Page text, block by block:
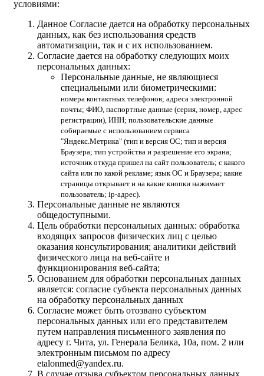
условиями:
Данное Согласие дается на обработку персональных
данных, как без использования средств
автоматизации, так и с их использованием.
Согласие дается на обработку следующих моих
персональных данных:
Персональные данные, не являющиеся
специальными или биометрическими:
номера контактных телефонов; адреса электронной
почты; ФИО, паспортные данные (серия, номер, адрес
регистрации), ИНН; пользовательские данные
собираемые с использованием сервиса
"Яндекс.Метрика" (тип и версия ОС; тип и версия
Браузера; тип устройства и разрешение его экрана;
источник откуда пришел на сайт пользователь; с какого
сайта или по какой рекламе; язык ОС и Браузера; какие
страницы открывает и на какие кнопки нажимает
пользователь; ip-адрес).
Персональные данные не являются
общедоступными.
Цель обработки персональных данных: обработка
входящих запросов физических лиц с целью
оказания консультирования; аналитики действий
физического лица на веб-сайте и
функционирования веб-сайта;
Основанием для обработки персональных данных
является: согласие субъекта персональных данных
на обработку персональных данных
Согласие может быть отозвано субъектом
персональных данных или его представителем
путем направления письменного заявления по
адресу г. Чита, ул. Генерала Белика, 10а, пом. 2 или
электронным письмом по адресу
etalonmed@yandex.ru.
В случае отзыва субъектом персональных данных